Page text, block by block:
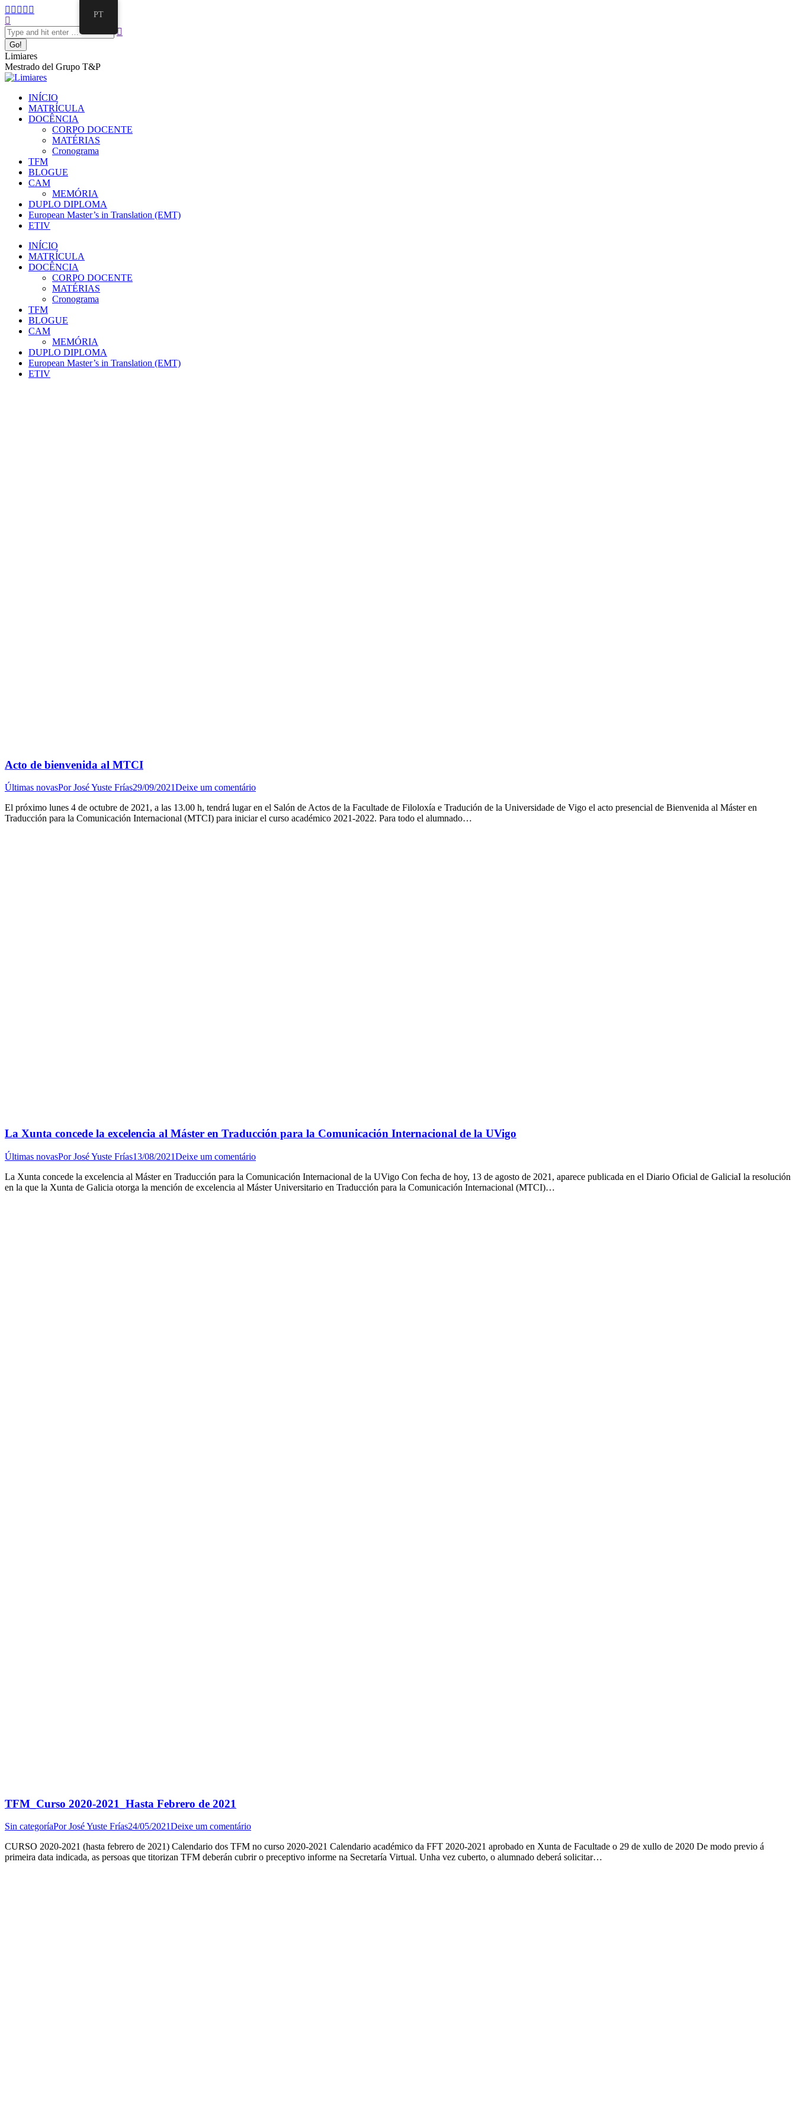
Limiares
Mestrado del Grupo T&P
INÍCIO
MATRÍCULA
DOCÊNCIA
CORPO DOCENTE
MATÉRIAS
Cronograma
TFM
BLOGUE
CAM
MEMÓRIA
DUPLO DIPLOMA
European Master’s in Translation (EMT)
ETIV
INÍCIO
MATRÍCULA
DOCÊNCIA
CORPO DOCENTE
MATÉRIAS
Cronograma
TFM
BLOGUE
CAM
MEMÓRIA
DUPLO DIPLOMA
European Master’s in Translation (EMT)
ETIV
Acto de bienvenida al MTCI
Últimas novasPorJosé Yuste Frías29/09/2021Deixe um comentário
El próximo lunes 4 de octubre de 2021, a las 13.00 h, tendrá lugar en el Salón de Actos de la Facultade de Filoloxía e Tradución de la Universidade de Vigo el acto presencial de Bienvenida al Máster en
Traducción para la Comunicación Internacional (MTCI) para iniciar el curso académico 2021-2022. Para todo el alumnado…
La Xunta concede la excelencia al Máster en Traducción para la Comunicación Internacional de la UVigo
Últimas novasPorJosé Yuste Frías13/08/2021Deixe um comentário
La Xunta concede la excelencia al Máster en Traducción para la Comunicación Internacional de la UVigo Con fecha de hoy, 13 de agosto de 2021, aparece publicada en el Diario Oficial de GaliciaI la resolución
en la que la Xunta de Galicia otorga la mención de excelencia al Máster Universitario en Traducción para la Comunicación Internacional (MTCI)…
TFM_Curso 2020-2021_Hasta Febrero de 2021
Sin categoríaPorJosé Yuste Frías24/05/2021Deixe um comentário
CURSO 2020-2021 (hasta febrero de 2021) Calendario dos TFM no curso 2020-2021 Calendario académico da FFT 2020-2021 aprobado en Xunta de Facultade o 29 de xullo de 2020 De modo previo á
primeira data indicada, as persoas que titorizan TFM deberán cubrir o preceptivo informe na Secretaría Virtual. Unha vez cuberto, o alumnado deberá solicitar…
PT